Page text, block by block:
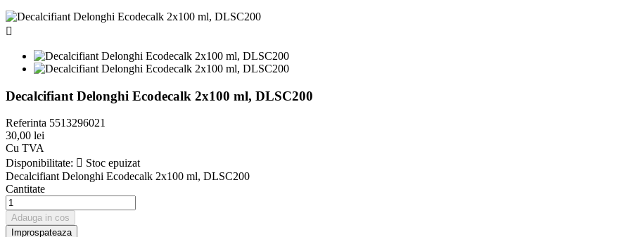

Decalcifiant Delonghi Ecodecalk 2x100 ml, DLSC200
Referinta 5513296021
30,00 lei
Cu TVA
Disponibilitate:  Stoc epuizat
Decalcifiant Delonghi Ecodecalk 2x100 ml, DLSC200
Cantitate
Adauga in cos